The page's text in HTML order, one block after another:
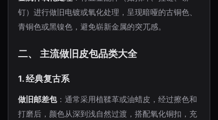
钉）进行做旧电镀或氧化处理，呈现暗哑的古铜色、
青铜色或黑镍色，避免崭新金属的突兀感。
二、 主流做旧皮包品类大全
1. 经典复古系
做旧邮差包：通常采用植鞣革或油蜡皮，经过擦色和
打磨后，颜色从深到浅自然过渡，搭配氧化铜扣，充